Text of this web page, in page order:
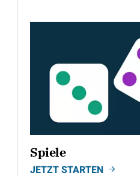
Spiele
JETZT STARTEN